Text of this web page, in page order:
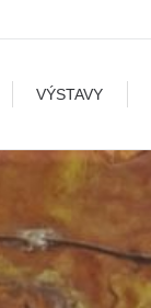
VÝSTAVY
KNIŽNICA